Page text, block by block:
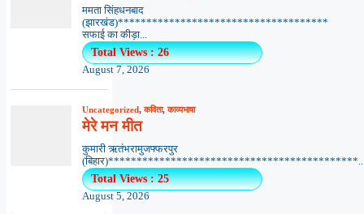
ममता सिंहधनबाद
(झारखंड)*************************************
सफाई का कीड़ा...
Total Views : 26
August 7, 2026
Uncategorized,कविता,काव्यभाषा
मेरे मन मीत
कुमारी ऋतंभरामुजफ्फरपुर
Total Views : 25
August 5, 2026